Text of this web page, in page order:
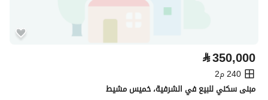
⃁350,000
240 م2
مبنى سكني للبيع في الشرفية، خميس مشيط